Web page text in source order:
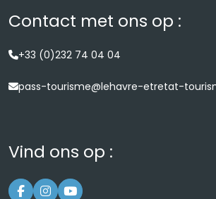
Contact met ons op :
+33 (0)232 74 04 04
pass-tourisme@lehavre-etretat-
Vind ons op :